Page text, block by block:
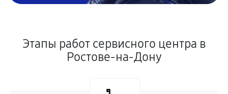
Этапы работ сервисного центра в
Ростове-на-Дону